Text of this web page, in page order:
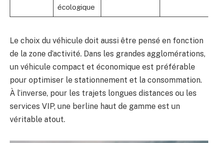
écologique
Le choix du véhicule doit aussi être pensé en fonction
de la zone d’activité. Dans les grandes agglomérations,
un véhicule compact et économique est préférable
pour optimiser le stationnement et la consommation.
À l’inverse, pour les trajets longues distances ou les
services VIP, une berline haut de gamme est un
véritable atout.